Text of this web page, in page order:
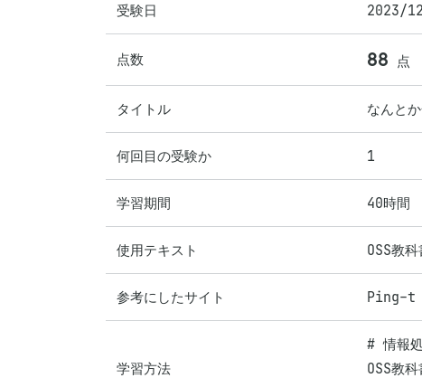
受験日 2023/
点数 88 点
タイトル なんと
何回目の受験か 1
学習期間 40時間
使用テキスト OSS教
参考にしたサイト Ping-t
学習方法
# 情報
OSS教